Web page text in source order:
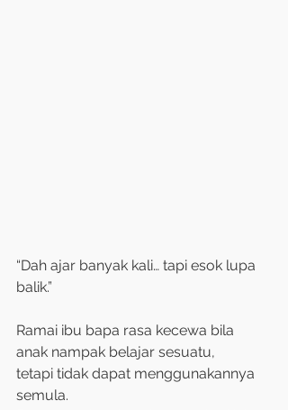
“Dah ajar banyak kali… tapi esok lupa
balik.”
Ramai ibu bapa rasa kecewa bila
anak nampak belajar sesuatu,
tetapi tidak dapat menggunakannya
semula.